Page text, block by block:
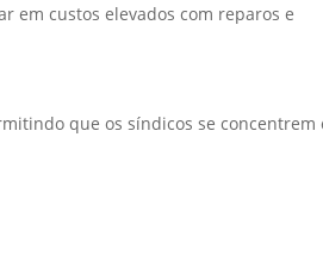
em custos elevados com reparos e
que os síndicos se concentrem